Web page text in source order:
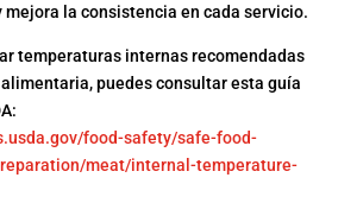
mejora la consistencia en cada servicio.
temperaturas internas recomendadas
puedes consultar esta guía
food-safety/safe-food-
meat/internal-temperature-